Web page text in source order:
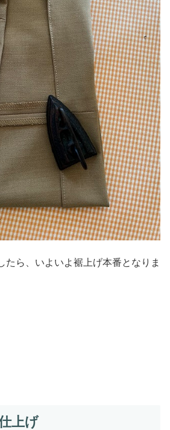
たら、いよいよ裾上げ本番となりま
上げ